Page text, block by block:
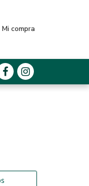
Mi compra